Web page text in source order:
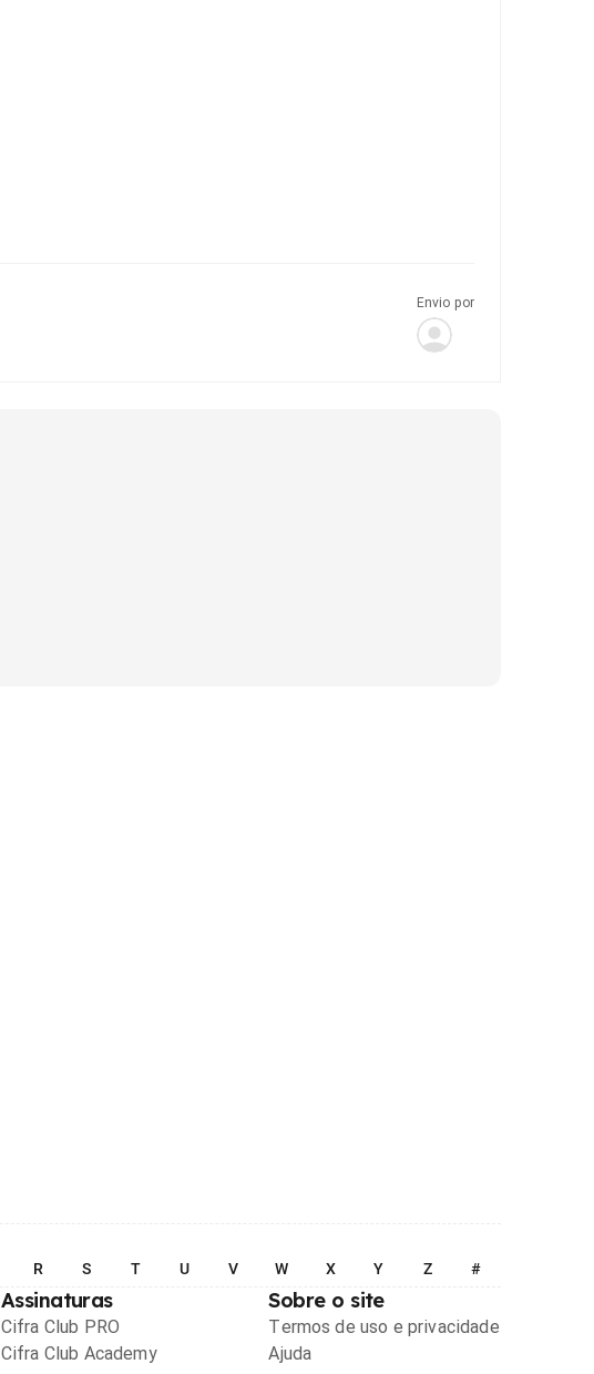
Envio por
R S T U V W X Y Z #
Assinaturas
Cifra Club PRO
Cifra Club Academy
Sobre o site
Termos de uso e privacidade
Ajuda